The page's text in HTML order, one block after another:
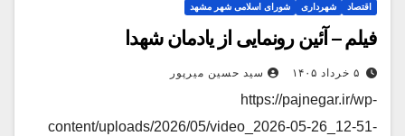
اقتصاد شهرداری شورای اسلامی شهر مشهد
فیلم – آئین رونمایی از یادمان شهدا
۵ خرداد ۱۴۰۵ سید حسین میرپور
https://pajnegar.ir/wp-
content/uploads/2026/05/video_2026-05-26_12-51-